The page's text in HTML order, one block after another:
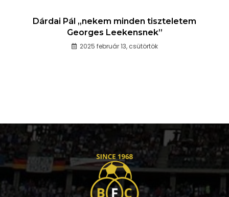
Dárdai Pál „nekem minden tiszteletem
Georges Leekensnek”
2025 február 13, csütörtök